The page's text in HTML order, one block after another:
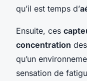
qu’il est temps d’
Ensuite, ces
concentration
qu’un
sensation de